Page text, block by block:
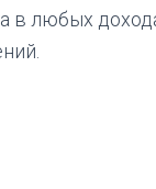
в любых